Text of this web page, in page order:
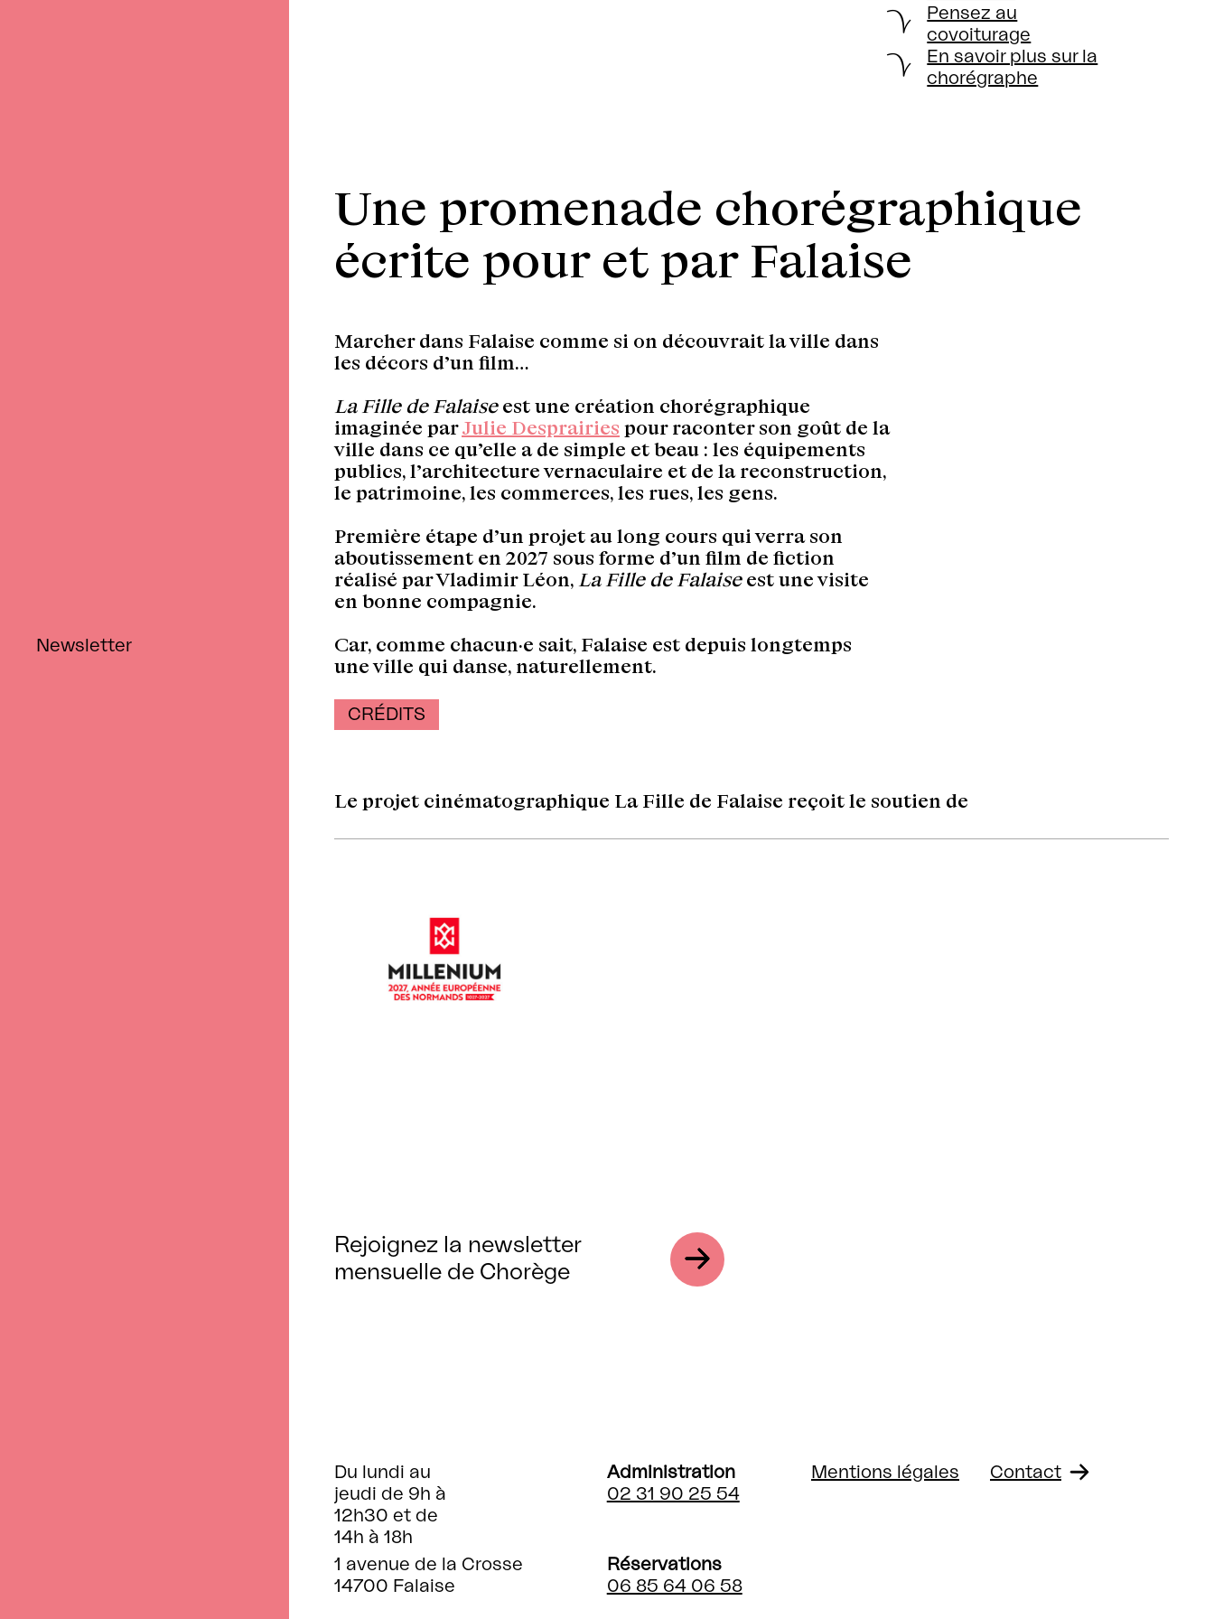
Newsletter
Pensez au
covoiturage
En savoir plus sur la
chorégraphe
Une promenade chorégraphique
écrite pour et par Falaise
Marcher dans Falaise comme si on découvrait la ville dans
les décors d’un film…
La Fille de Falaise est une création chorégraphique
imaginée parJulie Desprairies pour raconter son goût de la
ville dans ce qu’elle a de simple et beau : les équipements
publics, l’architecture vernaculaire et de la reconstruction,
le patrimoine, les commerces, les rues, les gens.
Première étape d’un projet au long cours qui verra son
aboutissement en 2027 sous forme d’un film de fiction
réalisé par Vladimir Léon, La Fille de Falaiseest une visite
en bonne compagnie.
Car, comme chacun·e sait, Falaise est depuis longtemps
une ville qui danse, naturellement.
CRÉDITS
Le projet cinématographique La Fille de Falaise reçoit le soutien de
Rejoignez la newsletter
mensuelle de Chorège
Du lundi au
jeudi de 9h à
12h30 et de
14h à 18h
1 avenue de la Crosse
14700 Falaise
Administration
02 31 90 25 54
Réservations
06 85 64 06 58
Mentions légales Contact